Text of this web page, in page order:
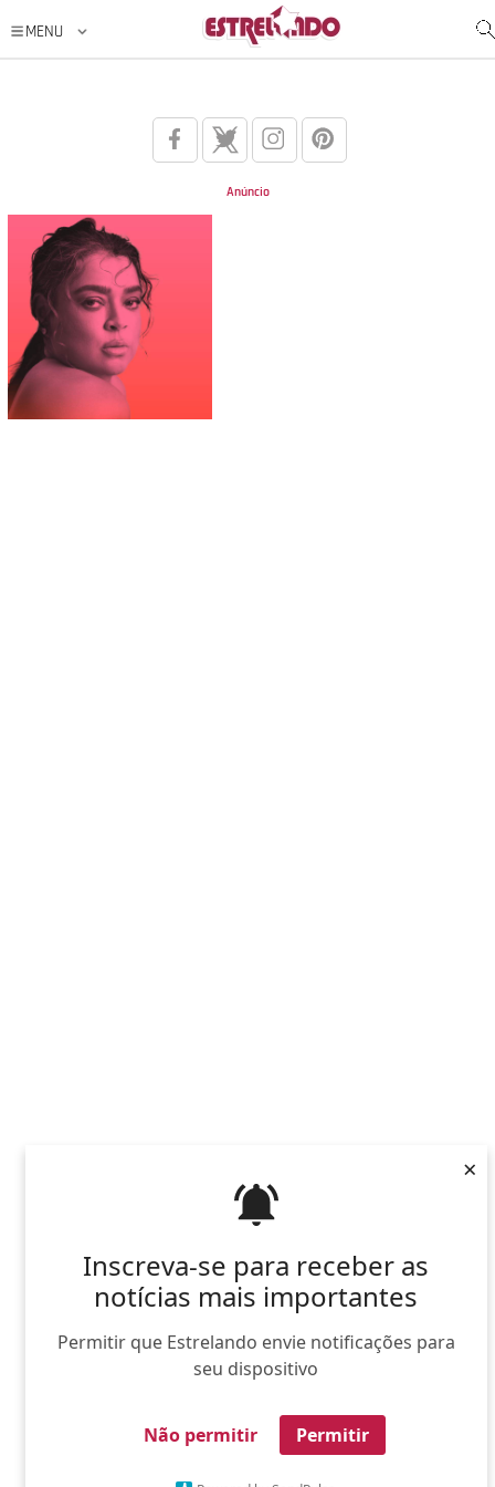
Inscreva-se para receber as
notícias mais importantes
Permitir que Estrelando envie notificações para
seu dispositivo
Não permitir Permitir
×